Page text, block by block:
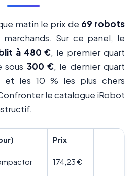
matin le prix de 69 robots
marchands. Sur ce panel, le
à 480 €, le premier quart
sous 300 €, le dernier quart
et les 10 % les plus chers
le catalogue iRobot
Prix
174,23 €